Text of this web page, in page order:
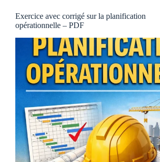
Exercice avec corrigé sur la planification
opérationnelle – PDF